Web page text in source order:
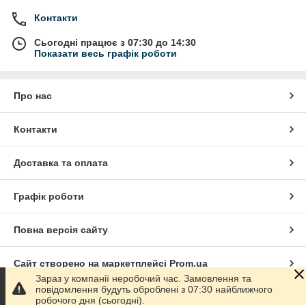
Контакти
Сьогодні працює з 07:30 до 14:30
Показати весь графік роботи
Про нас
Контакти
Доставка та оплата
Графік роботи
Повна версія сайту
Сайт створено на маркетплейсі Prom.ua
Політика конфіденційності
Зараз у компанії неробочий час. Замовлення та
повідомлення будуть оброблені з 07:30 найближчого
робочого дня (сьогодні).